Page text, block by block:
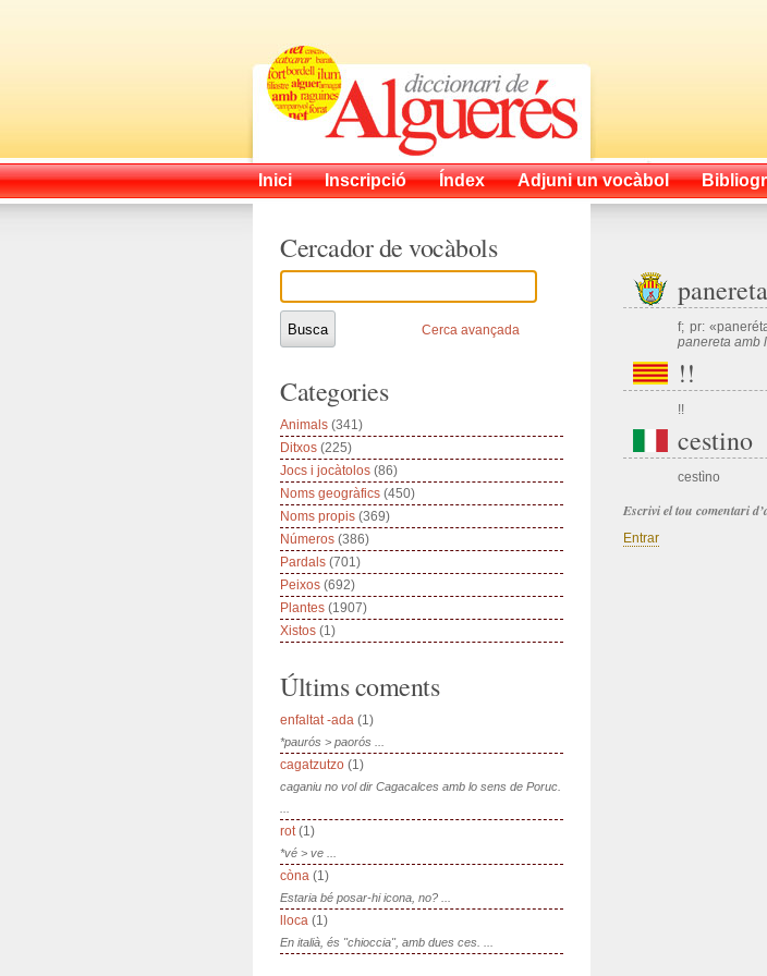
Inici Inscripció Índex Adjuni un vocàbol
panereta
f; pr:
panereta amb
!!
!!
cestino
cestìno
Escrivi el tou comentari
Entrar
Cercador de vocàbols
Cerca avançada
Categories
Animals (341)
Ditxos (225)
Jocs i jocàtolos (86)
Noms geogràfics (450)
Noms propis (369)
Números (386)
Pardals (701)
Peixos (692)
Plantes (1907)
Xistos (1)
Últims coments
enfaltat -ada (1)
*paurós > paorós ...
cagatzutzo (1)
caganiu no vol dir Cagacalces amb lo sens de Poruc.
rot(1)
*vé > ve ...
còna (1)
Estaria bé posar-hi icona, no? ...
lloca (1)
En italià, és "chioccia", amb dues ces. ...